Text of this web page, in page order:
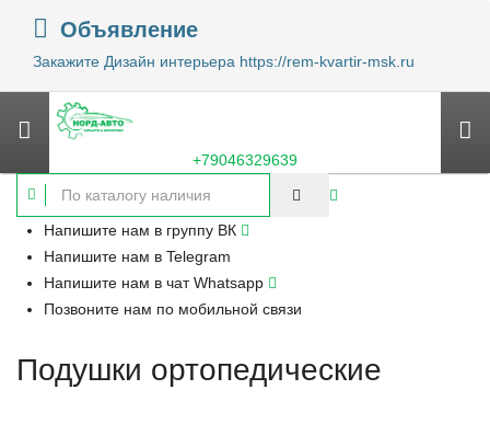
Объявление
Закажите Дизайн интерьера https://rem-kvartir-msk.ru
+79046329639
Напишите нам в группу ВК
Напишите нам в Telegram
Напишите нам в чат Whatsapp
Позвоните нам по мобильной связи
Подушки ортопедические